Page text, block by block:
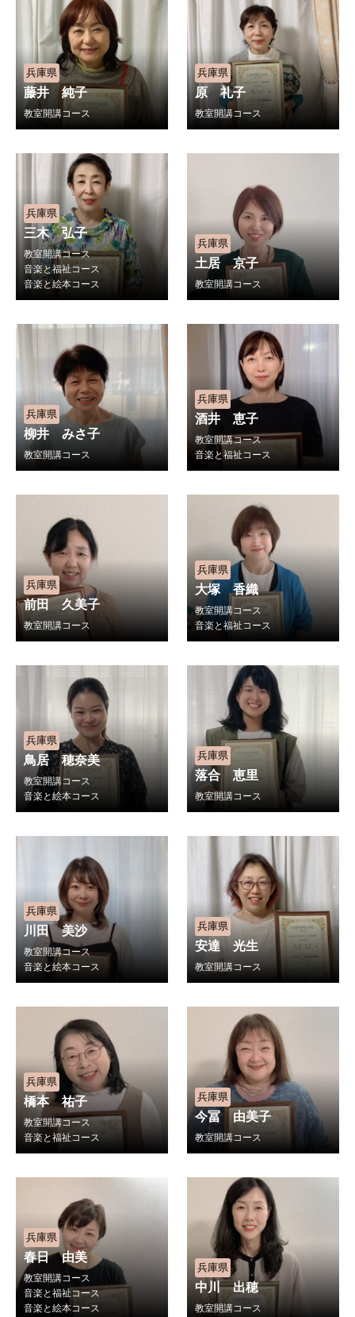
兵庫県
藤井 純子
教室開講コース
兵庫県
原 礼子
教室開講コース
兵庫県
三木 弘子
教室開講コース
音楽と福祉コース
音楽と絵本コース
兵庫県
土居 京子
教室開講コース
兵庫県
柳井 みさ子
教室開講コース
兵庫県
酒井 恵子
教室開講コース
音楽と福祉コース
兵庫県
前田 久美子
教室開講コース
兵庫県
大塚 香織
教室開講コース
音楽と福祉コース
兵庫県
鳥居 穂奈美
教室開講コース
音楽と絵本コース
兵庫県
落合 恵里
教室開講コース
兵庫県
川田 美沙
教室開講コース
音楽と絵本コース
兵庫県
安達 光生
教室開講コース
兵庫県
橋本 祐子
教室開講コース
音楽と福祉コース
兵庫県
今冨 由美子
教室開講コース
兵庫県
春日 由美
教室開講コース
音楽と福祉コース
音楽と絵本コース
兵庫県
中川 出穂
教室開講コース